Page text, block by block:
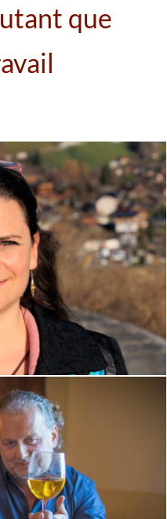
que